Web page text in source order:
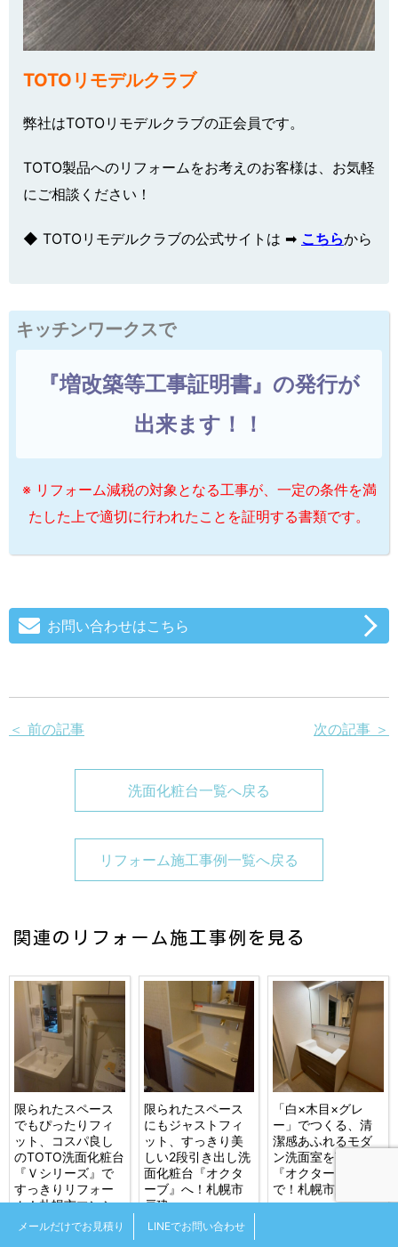
TOTOリモデルクラブ
弊社はTOTOリモデルクラブの正会員です。
TOTO製品へのリフォームをお考えのお客様は、お気軽
にご相談ください！
◆ TOTOリモデルクラブの公式サイトは ➡ こちらから
キッチンワークスで
『増改築等工事証明書』の発行が
出来ます！！
※ リフォーム減税の対象となる工事が、一定の条件を満
たした上で適切に行われたことを証明する書類です。
お問い合わせはこちら
＜ 前の記事 次の記事 ＞
洗面化粧台一覧へ戻る
リフォーム施工事例一覧へ戻る
関連のリフォーム施工事例を見る
限られたスペース
でもぴったりフィ
ット、コスパ良し
のTOTO洗面化粧台
『Ｖシリーズ』で
すっきりリフォー
ム！札幌市マンシ
ョン
限られたスペース
にもジャストフィ
ット、すっきり美
しい2段引き出し洗
面化粧台『オクタ
ーブ』へ！札幌市
戸建
「白×木目×グレ
ー」でつくる、清
潔感あふれるモダ
ン洗面室をTOTO
『オクターブ』
で！札幌市戸建
メールだけでお見積り LINEでお問い合わせ